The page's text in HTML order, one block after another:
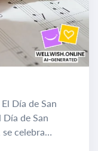
Día de San
de San
celebra